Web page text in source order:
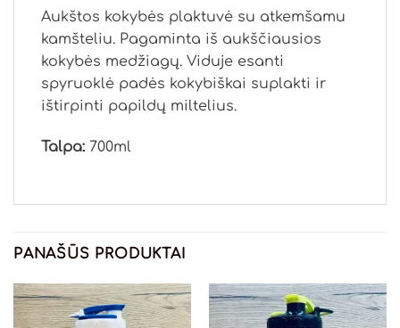
Aukštos kokybės plaktuvė su atkemšamu
kamšteliu. Pagaminta iš aukščiausios
kokybės medžiagų. Viduje esanti
spyruoklė padės kokybiškai suplakti ir
ištirpinti papildų miltelius.
Talpa: 700ml
PANAŠŪS PRODUKTAI